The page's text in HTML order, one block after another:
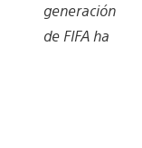
generación
de FIFA ha